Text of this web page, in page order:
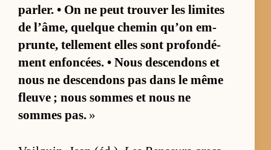
par­ler. • On ne peut trou­ver les li­mites
de l’âme, quelque che­min qu’on em­
prun­te, tel­le­ment elles sont pro­fon­dé­
ment en­fon­cées. • Nous des­cen­dons et
nous ne des­cen­dons pas dans le même
fleuve ; nous sommes et nous ne
sommes pas. »